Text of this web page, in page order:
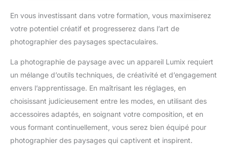
En vous investissant dans votre formation, vous maximiserez
votre potentiel créatif et progresserez dans l’art de
photographier des paysages spectaculaires.
La photographie de paysage avec un appareil Lumix requiert
un mélange d’outils techniques, de créativité et d’engagement
envers l’apprentissage. En maîtrisant les réglages, en
choisissant judicieusement entre les modes, en utilisant des
accessoires adaptés, en soignant votre composition, et en
vous formant continuellement, vous serez bien équipé pour
photographier des paysages qui captivent et inspirent.